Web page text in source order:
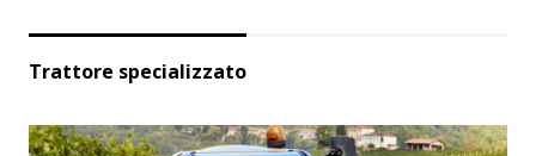
Trattore specializzato